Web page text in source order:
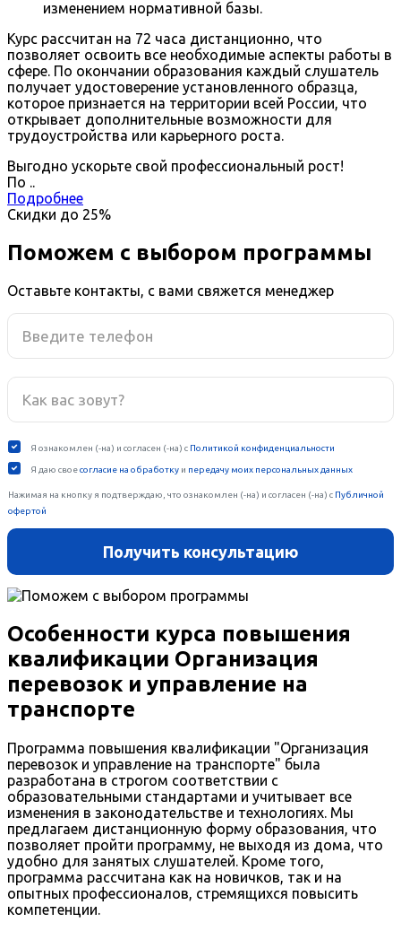
изменением нормативной базы.
Курс рассчитан на 72 часа дистанционно, что
позволяет освоить все необходимые аспекты работы в
сфере. По окончании образования каждый слушатель
получает удостоверение установленного образца,
которое признается на территории всей России, что
открывает дополнительные возможности для
трудоустройства или карьерного роста.
Выгодно ускорьте свой профессиональный рост!
По ..
Подробнее
Скидки до 25%
Поможем с выбором программы
Оставьте контакты, с вами свяжется менеджер
Особенности курса повышения
квалификации Организация
перевозок и управление на
транспорте
Программа повышения квалификации "Организация
перевозок и управление на транспорте" была
разработана в строгом соответствии с
образовательными стандартами и учитывает все
изменения в законодательстве и технологиях. Мы
предлагаем дистанционную форму образования, что
позволяет пройти программу, не выходя из дома, что
удобно для занятых слушателей. Кроме того,
программа рассчитана как на новичков, так и на
опытных профессионалов, стремящихся повысить
компетенции.